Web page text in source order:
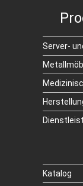
Server-
Katalog